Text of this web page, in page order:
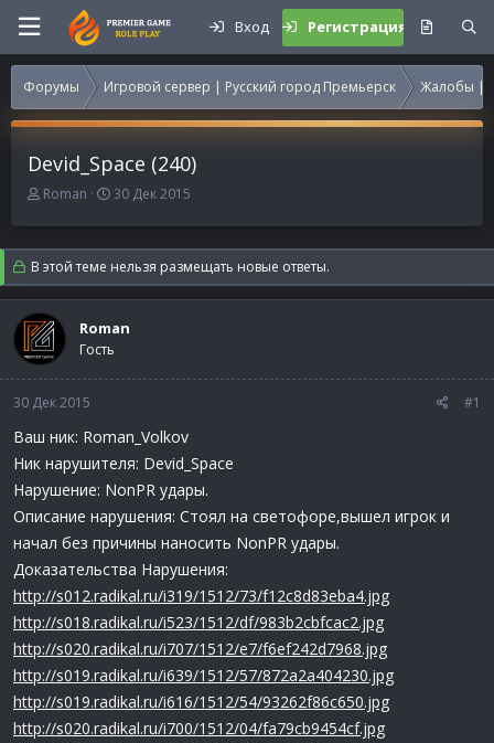
Вход Регистрация
Форумы Игровой сервер | Русский город Премьерск Жалобы |
Devid_Space (240)
А
т
о
р
т
е
м
ы
Roman
Д
т
а
н
а
а
л
30 Дек 2015
В этой теме нельзя размещать новые ответы.
Roman
Гость
30 Дек 2015 #1
Ваш ник: Roman_Volkov
Ник нарушителя: Devid_Space
Нарушение: NonPR удары.
Описание нарушения: Стоял на светофоре,вышел игрок и
начал без причины наносить NonPR удары.
Доказательства Нарушения:
http://s012.radikal.ru/i319/1512/73/f12c8d83eba4.jpg
http://s018.radikal.ru/i523/1512/df/983b2cbfcac2.jpg
http://s020.radikal.ru/i707/1512/e7/f6ef242d7968.jpg
http://s019.radikal.ru/i639/1512/57/872a2a404230.jpg
http://s019.radikal.ru/i616/1512/54/93262f86c650.jpg
http://s020.radikal.ru/i700/1512/04/fa79cb9454cf.jpg